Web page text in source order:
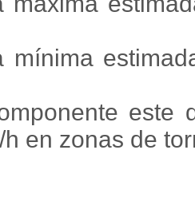
mínima
en zonas de